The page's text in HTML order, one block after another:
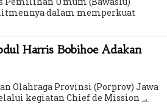
dalam memperkuat
Harris Bobihoe Adakan
Olahraga Provinsi (Porprov) Jawa
kegiatan Chief de Mission